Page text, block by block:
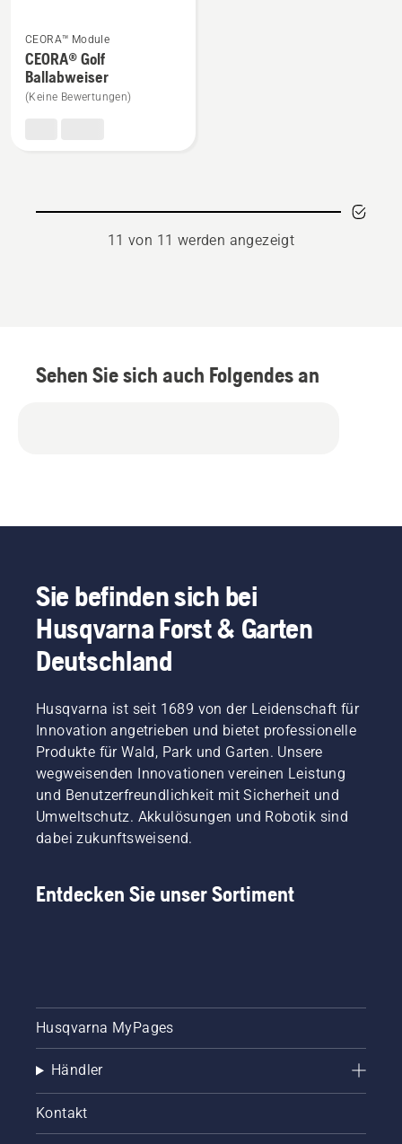
Details
zu
CEORA®
CEORA™ Module
CEORA® Golf
Ballabweiser
(Keine Bewertungen)
11 von 11 werden angezeigt
Sehen Sie sich auch Folgendes an
Sie befinden sich bei
Husqvarna Forst & Garten
Deutschland
Husqvarna ist seit 1689 von der Leidenschaft für
Innovation angetrieben und bietet professionelle
Produkte für Wald, Park und Garten. Unsere
wegweisenden Innovationen vereinen Leistung
und Benutzerfreundlichkeit mit Sicherheit und
Umweltschutz. Akkulösungen und Robotik sind
dabei zukunftsweisend.
Entdecken Sie unser Sortiment
Husqvarna MyPages
Händler
Kontakt